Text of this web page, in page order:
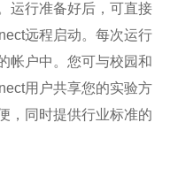
运行准备好后，可直接
远程启动。每次运行
帐户中。您可与校园和
用户共享您的实验方
，同时提供行业标准的